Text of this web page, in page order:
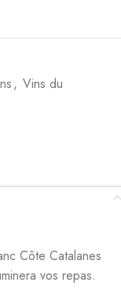
, Vins du
Côte Catalanes
vos repas.